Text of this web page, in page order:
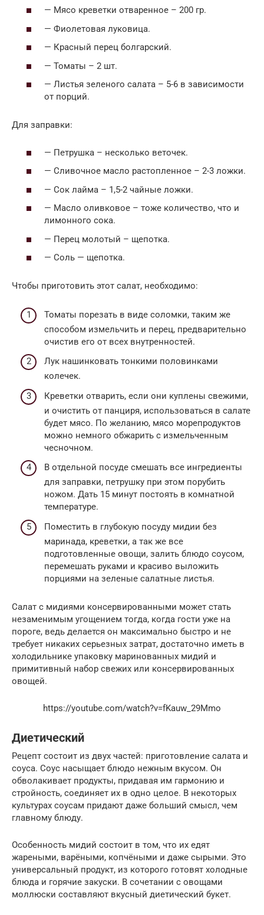
— Мясо креветки отваренное – 200 гр.
— Фиолетовая луковица.
— Красный перец болгарский.
— Томаты – 2 шт.
— Листья зеленого салата – 5-6 в зависимости
от порций.
Для заправки:
— Петрушка – несколько веточек.
— Сливочное масло растопленное – 2-3 ложки.
— Сок лайма – 1,5-2 чайные ложки.
— Масло оливковое – тоже количество, что и
лимонного сока.
— Перец молотый – щепотка.
— Соль — щепотка.
Чтобы приготовить этот салат, необходимо:
Томаты порезать в виде соломки, таким же
способом измельчить и перец, предварительно
очистив его от всех внутренностей.
Лук нашинковать тонкими половинками
колечек.
Креветки отварить, если они куплены свежими,
и очистить от панциря, использоваться в салате
будет мясо. По желанию, мясо морепродуктов
можно немного обжарить с измельченным
чесночном.
В отдельной посуде смешать все ингредиенты
для заправки, петрушку при этом порубить
ножом. Дать 15 минут постоять в комнатной
температуре.
Поместить в глубокую посуду мидии без
маринада, креветки, а так же все
подготовленные овощи, залить блюдо соусом,
перемешать руками и красиво выложить
порциями на зеленые салатные листья.
Салат с мидиями консервированными может стать
незаменимым угощением тогда, когда гости уже на
пороге, ведь делается он максимально быстро и не
требует никаких серьезных затрат, достаточно иметь в
холодильнике упаковку маринованных мидий и
примитивный набор свежих или консервированных
овощей.
https://youtube.com/watch?v=fKauw_29Mmo
Диетический
Рецепт состоит из двух частей: приготовление салата и
соуса. Соус насыщает блюдо нежным вкусом. Он
обволакивает продукты, придавая им гармонию и
стройность, соединяет их в одно целое. В некоторых
культурах соусам придают даже больший смысл, чем
главному блюду.
Особенность мидий состоит в том, что их едят
жареными, варёными, копчёными и даже сырыми. Это
универсальный продукт, из которого готовят холодные
блюда и горячие закуски. В сочетании с овощами
моллюски составляют вкусный диетический букет.